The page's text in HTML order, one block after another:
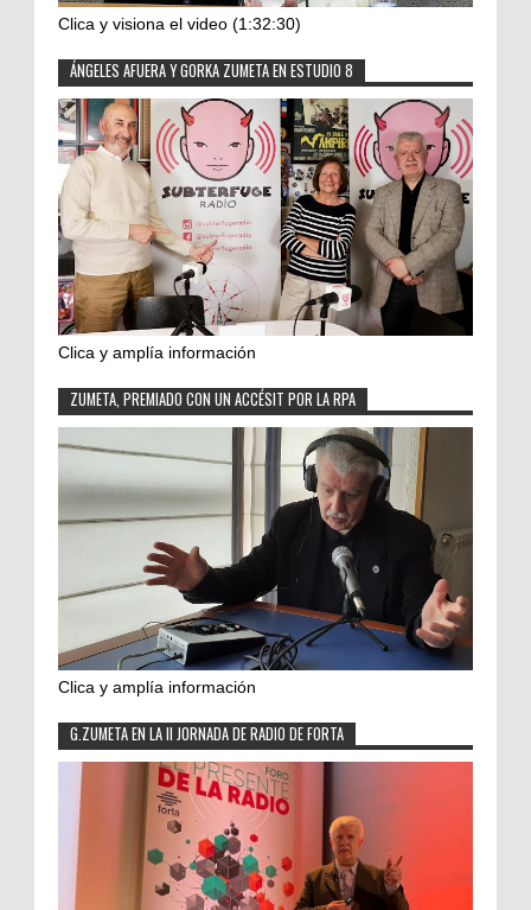
Clica y visiona el video (1:32:30)
ÁNGELES AFUERA Y GORKA ZUMETA EN ESTUDIO 8
Clica y amplía información
ZUMETA, PREMIADO CON UN ACCÉSIT POR LA RPA
Clica y amplía información
G.ZUMETA EN LA II JORNADA DE RADIO DE FORTA